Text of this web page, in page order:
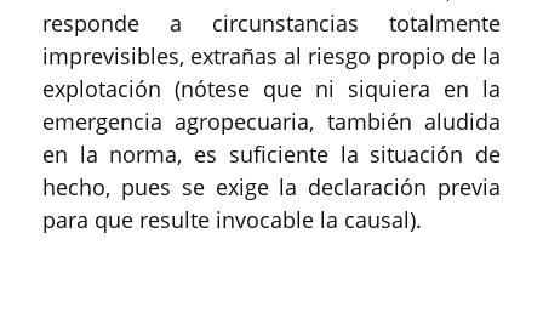
responde a circunstancias totalmente
imprevisibles, extrañas al riesgo propio de la
explotación (nótese que ni siquiera en la
emergencia agropecuaria, también aludida
en la norma, es suficiente la situación de
hecho, pues se exige la declaración previa
para que resulte invocable la causal).